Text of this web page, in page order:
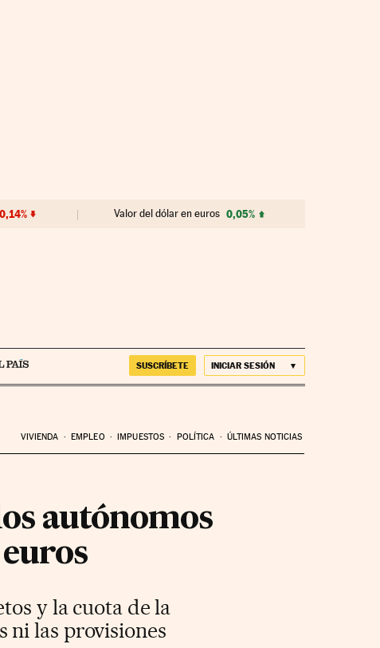
Valor del dólar en euros 0,05%
SUSCRÍBETE INICIAR SESIÓN
VIVIENDA EMPLEO IMPUESTOS POLÍTICA ÚLTIMAS NOTICIAS
autónomos
y la cuota de la
ni las provisiones